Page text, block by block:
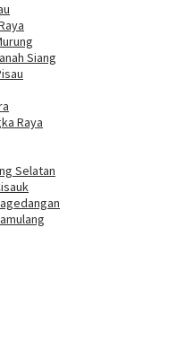
Siang
Raya
Selatan